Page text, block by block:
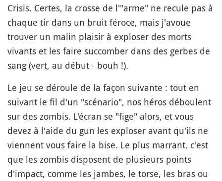
Crisis. Certes, la crosse de l'"arme" ne recule pas à
chaque tir dans un bruit féroce, mais j'avoue
trouver un malin plaisir à exploser des morts
vivants et les faire succomber dans des gerbes de
sang (vert, au début - bouh !).
Le jeu se déroule de la façon suivante : tout en
suivant le fil d'un "scénario", nos héros déboulent
sur des zombis. L'écran se "fige" alors, et vous
devez à l'aide du gun les exploser avant qu'ils ne
viennent vous faire la bise. Le plus marrant, c'est
que les zombis disposent de plusieurs points
d'impact, comme les jambes, le torse, les bras ou